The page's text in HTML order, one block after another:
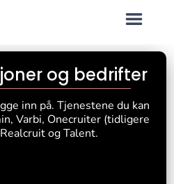
og bedrifter
inn på. Tjenestene du kan
Varbi, Onecruiter (tidligere
og Talent.